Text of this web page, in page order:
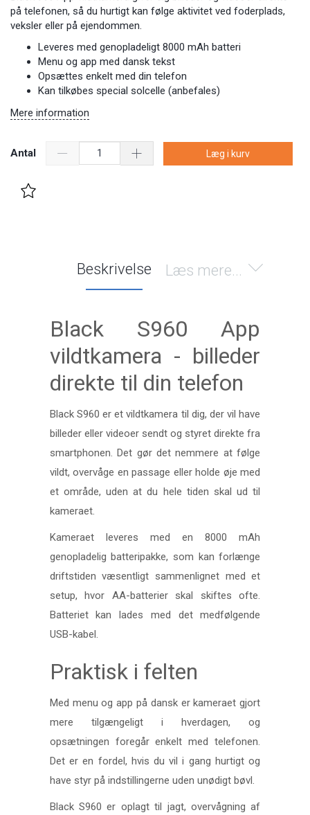
på telefonen, så du hurtigt kan følge aktivitet ved foderplads,
veksler eller på ejendommen.
Leveres med genopladeligt 8000 mAh batteri
Menu og app med dansk tekst
Opsættes enkelt med din telefon
Kan tilkøbes special solcelle (anbefales)
Mere information
Antal Læg i kurv
Læs mere...
Beskrivelse
Black S960 App
vildtkamera - billeder
direkte til din telefon
Black S960 er et vildtkamera til dig, der vil have
billeder eller videoer sendt og styret direkte fra
smartphonen. Det gør det nemmere at følge
vildt, overvåge en passage eller holde øje med
et område, uden at du hele tiden skal ud til
kameraet.
Kameraet leveres med en 8000 mAh
genopladelig batteripakke, som kan forlænge
driftstiden væsentligt sammenlignet med et
setup, hvor AA-batterier skal skiftes ofte.
Batteriet kan lades med det medfølgende
USB-kabel.
Praktisk i felten
Med menu og app på dansk er kameraet gjort
mere tilgængeligt i hverdagen, og
opsætningen foregår enkelt med telefonen.
Det er en fordel, hvis du vil i gang hurtigt og
have styr på indstillingerne uden unødigt bøvl.
Black S960 er oplagt til jagt, overvågning af